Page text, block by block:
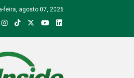
feira, agosto 07, 2026